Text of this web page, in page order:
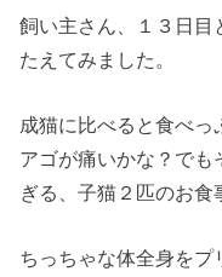
飼い主さん、１３日目
たえてみました。
成猫に比べると食べっ
アゴが痛いかな？でも
ぎる、子猫２匹のお
ちっちゃな体全身をプ